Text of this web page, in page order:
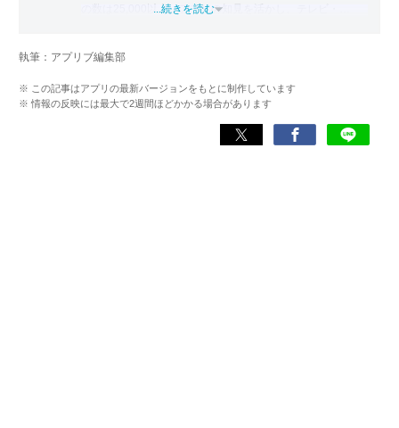
の数は25,000以上。アプリの知見を活かし、テレビ・
化アプリの紹介）、TBS『サタプラ』（スマホライフが変
スマホアプリ）他
...続きを読む
執筆：アプリブ編集部
※ この記事はアプリの最新バージョンをもとに制作しています
※ 情報の反映には最大で2週間ほどかかる場合があります